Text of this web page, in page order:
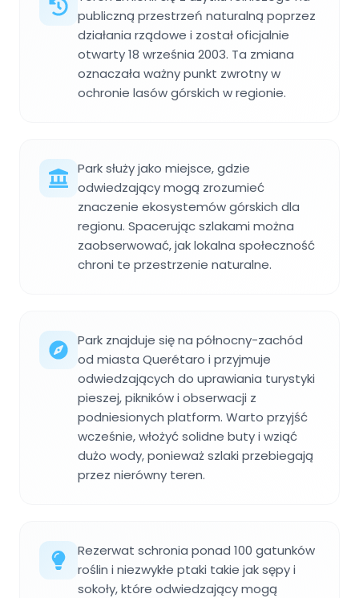
publiczną przestrzeń naturalną poprzez
działania rządowe i został oficjalnie
otwarty 18 września 2003. Ta zmiana
oznaczała ważny punkt zwrotny w
ochronie lasów górskich w regionie.
Park służy jako miejsce, gdzie
odwiedzający mogą zrozumieć
znaczenie ekosystemów górskich dla
regionu. Spacerując szlakami można
zaobserwować, jak lokalna społeczność
chroni te przestrzenie naturalne.
Park znajduje się na północny-zachód
od miasta Querétaro i przyjmuje
odwiedzających do uprawiania turystyki
pieszej, pikników i obserwacji z
podniesionych platform. Warto przyjść
wcześnie, włożyć solidne buty i wziąć
dużo wody, ponieważ szlaki przebiegają
przez nierówny teren.
Rezerwat schronia ponad 100 gatunków
roślin i niezwykłe ptaki takie jak sępy i
sokoły, które odwiedzający mogą